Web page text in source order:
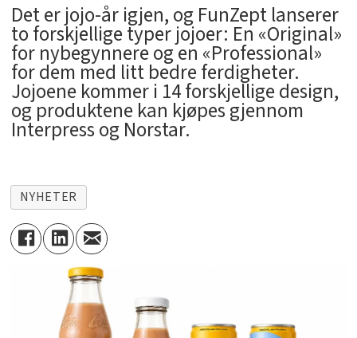
Det er jojo-år igjen, og FunZept lanserer
to forskjellige typer jojoer: En «Original»
for nybegynnere og en «Professional»
for dem med litt bedre ferdigheter.
Jojoene kommer i 14 forskjellige design,
og produktene kan kjøpes gjennom
Interpress og Norstar.
NYHETER